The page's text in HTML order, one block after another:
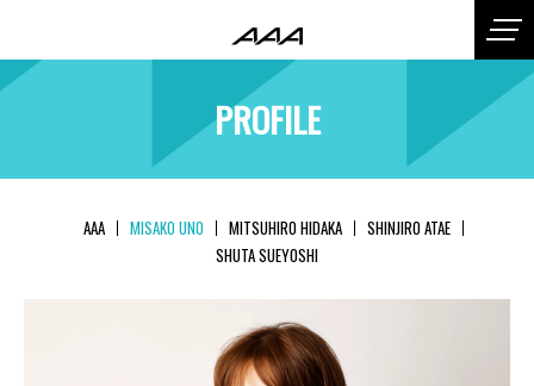
PROFILE
AAA MISAKO UNO MITSUHIRO HIDAKA
SHINJIRO ATAE
SHUTA SUEYOSHI